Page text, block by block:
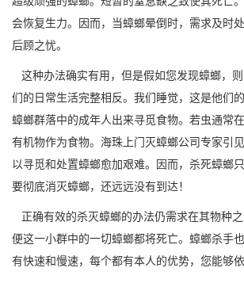
会恢复生力。因而，当蟑螂晕倒时，需求及时
后顾之忧。
这种办法确实有用，但是假如您发现蟑螂，
们的日常生活完整相反。我们睡觉，这是他们
蟑螂群落中的成年人出来寻觅食物。若虫通常
有机物作为食物。海珠上门灭蟑螂公司专家引
以寻觅和处置蟑螂愈加艰难。因而，杀死蟑螂
要彻底消灭蟑螂，还远远没有到达！
正确有效的杀灭蟑螂的办法仍需求在其物种
便这一小群中的一切蟑螂都将死亡。蟑螂杀手
有快速和慢速，每个都有本人的优势，您能够